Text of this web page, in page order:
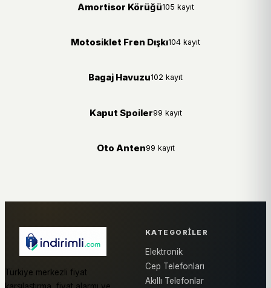
Amortisor Körüğü105 kayıt
Motosiklet Fren Dışkı104 kayıt
Bagaj Havuzu102 kayıt
Kaput Spoiler99 kayıt
Oto Anten99 kayıt
Türkiye merkezli fiyat
KATEGORILER
Elektronik
Cep Telefonları
Akıllı Telefonlar